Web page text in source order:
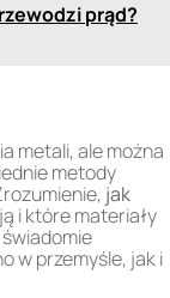
prąd?
metali, ale można
metody
jak
i które materiały
w przemyśle, jak i